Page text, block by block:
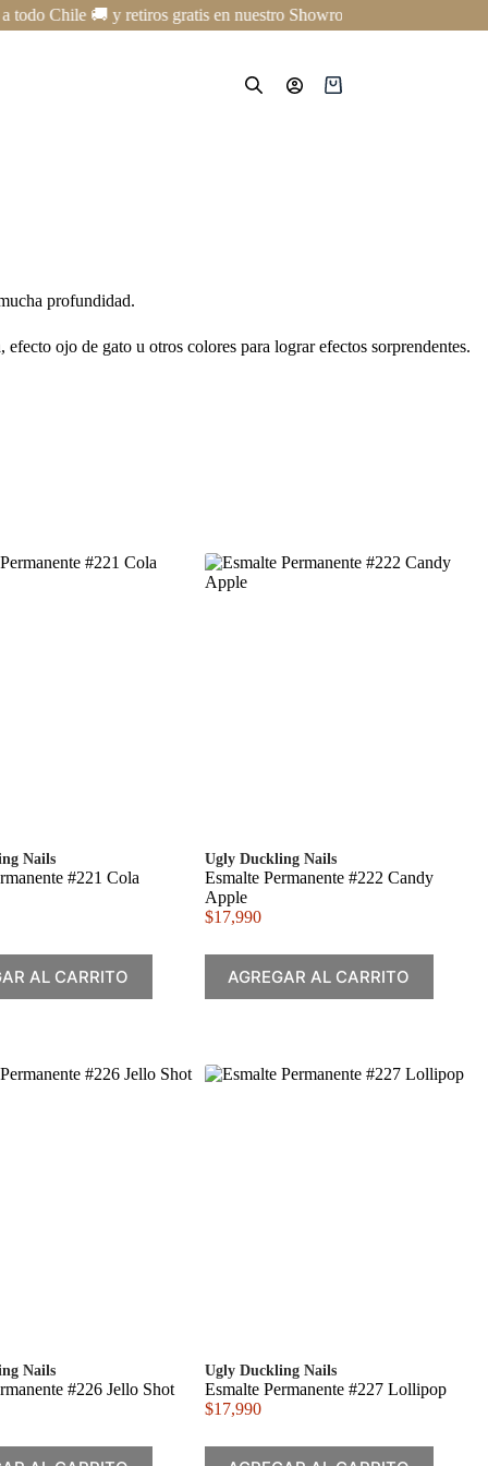
Chile 🚚 y retiros gratis en nuestro Showroom en Providencia ✨ |
Carro
profundidad.
ojo de gato u otros colores para lograr efectos sorprendentes.
Nails
#221 Cola
AL CARRITO
Ugly Duckling Nails
Esmalte Permanente #222 Candy
Apple
$17,990
AGREGAR AL CARRITO
Nails
#226 Jello Shot
Ugly Duckling Nails
Esmalte Permanente #227 Lollipop
$17,990